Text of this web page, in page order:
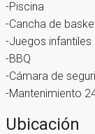
-Piscina
-Cancha de
-Juegos infantiles
-BBQ
-Cámara de
-Mantenimiento
Ubicación